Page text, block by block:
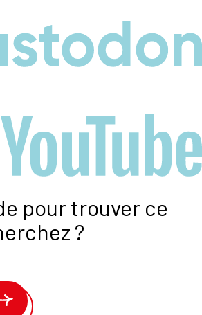
pour trouver ce
?